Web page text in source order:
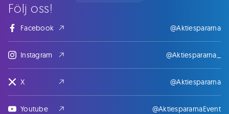
Följ oss!
Facebook @Aktiespararna
Instagram @Aktiespararna_
X @Aktiespararna
Youtube @AktiespararnaEvent